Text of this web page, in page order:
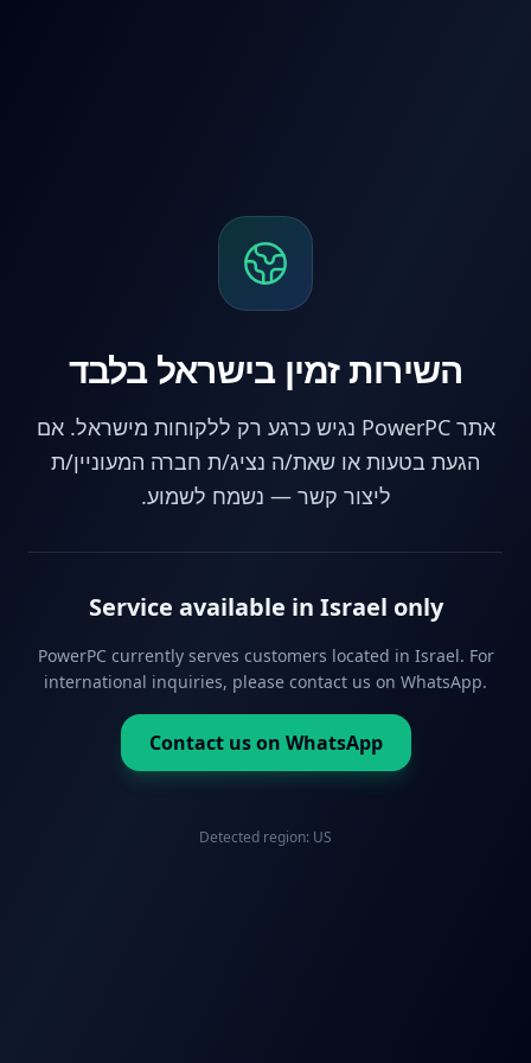
השירות זמין בישראל בלבד
אתר PowerPC נגיש כרגע רק ללקוחות מישראל. אם
הגעת בטעות או שאת/ה נציג/ת חברה המעוניין/ת
ליצור קשר — נשמח לשמוע.
Service available in Israel only
PowerPC currently serves customers located in Israel. For
international inquiries, please contact us on WhatsApp.
Contact us on WhatsApp
Detected region: US